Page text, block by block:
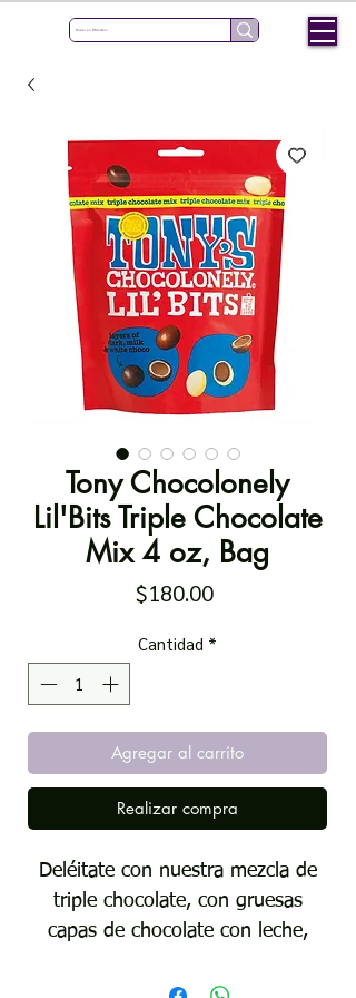
Tony Chocolonely
Lil'Bits Triple Chocolate
Mix 4 oz, Bag
$180.00Precio
Cantidad *
Agregar al carrito
Realizar compra
Deléitate con nuestra mezcla de
triple chocolate, con gruesas
capas de chocolate con leche,
deliciosa experiencia triple.